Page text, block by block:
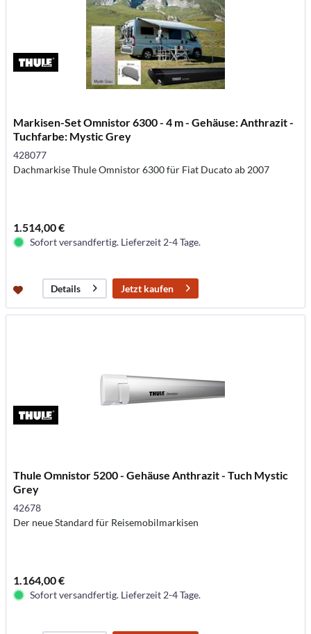
Markisen-Set Omnistor 6300 - 4 m - Gehäuse: Anthrazit -
Tuchfarbe: Mystic Grey
428077
Dachmarkise Thule Omnistor 6300 für Fiat Ducato ab 2007
1.514,00 €
Sofort versandfertig. Lieferzeit 2-4 Tage.
Details Jetzt kaufen
Thule Omnistor 5200 - Gehäuse Anthrazit - Tuch Mystic
Grey
42678
Der neue Standard für Reisemobilmarkisen
1.164,00 €
Sofort versandfertig. Lieferzeit 2-4 Tage.